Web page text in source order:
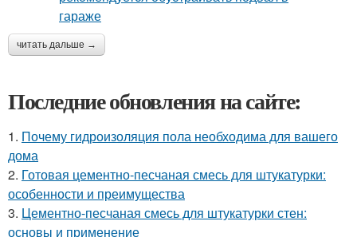
читать дальше →
Последние обновления на сайте:
1. Почему гидроизоляция пола необходима для вашего
дома
2. Готовая цементно-песчаная смесь для штукатурки:
особенности и преимущества
3. Цементно-песчаная смесь для штукатурки стен:
основы и применение